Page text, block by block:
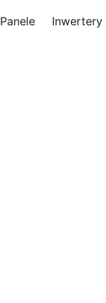
Panele Inwertery